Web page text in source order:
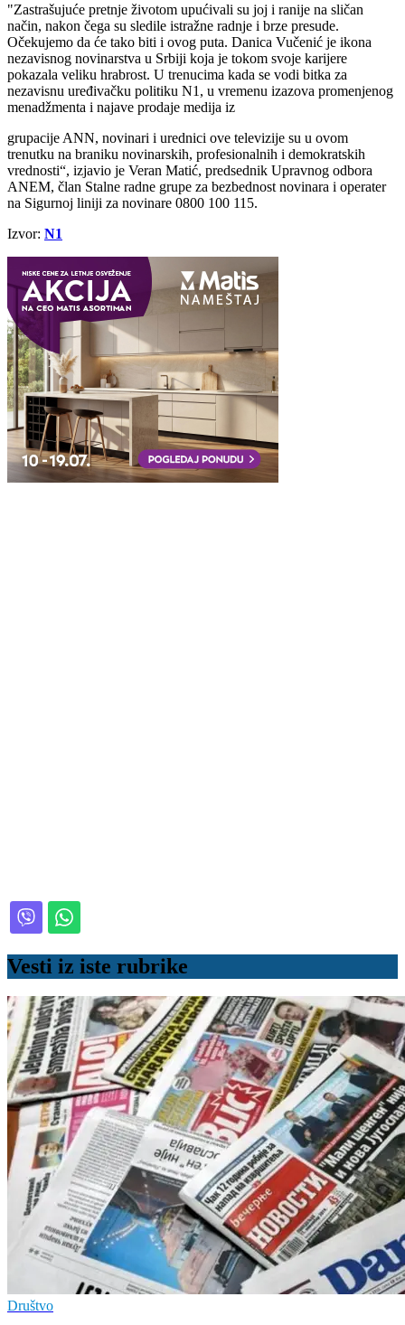
"Zastrašujuće pretnje životom upućivali su joj i ranije na sličan
način, nakon čega su sledile istražne radnje i brze presude.
Očekujemo da će tako biti i ovog puta. Danica Vučenić je ikona
nezavisnog novinarstva u Srbiji koja je tokom svoje karijere
pokazala veliku hrabrost. U trenucima kada se vodi bitka za
nezavisnu uređivačku politiku N1, u vremenu izazova promenjenog
menadžmenta i najave prodaje medija iz
grupacije ANN, novinari i urednici ove televizije su u ovom
trenutku na braniku novinarskih, profesionalnih i demokratskih
vrednosti“, izjavio je Veran Matić, predsednik Upravnog odbora
ANEM, član Stalne radne grupe za bezbednost novinara i operater
na Sigurnoj liniji za novinare 0800 100 115.
Izvor: N1
Vesti iz iste rubrike
Društvo